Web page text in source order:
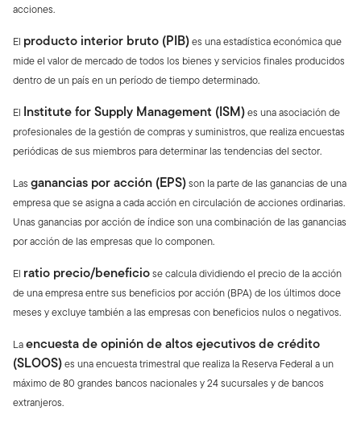
acciones.
El producto interior bruto (PIB)es una estadística económica que
mide el valor de mercado de todos los bienes y servicios finales producidos
dentro de un país en un período de tiempo determinado.
El Institute for Supply Management (ISM)es una asociación de
profesionales de la gestión de compras y suministros, que realiza encuestas
periódicas de sus miembros para determinar las tendencias del sector.
Las ganancias por acción (EPS)son la parte de las ganancias de una
empresa que se asigna a cada acción en circulación de acciones ordinarias.
Unas ganancias por acción de índice son una combinación de las ganancias
por acción de las empresas que lo componen.
El ratio precio/beneficiose calcula dividiendo el precio de la acción
de una empresa entre sus beneficios por acción (BPA) de los últimos doce
meses y excluye también a las empresas con beneficios nulos o negativos.
Laencuesta de opinión de altos ejecutivos de crédito
(SLOOS)es una encuesta trimestral que realiza la Reserva Federal a un
máximo de 80 grandes bancos nacionales y 24 sucursales y de bancos
extranjeros.